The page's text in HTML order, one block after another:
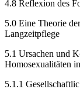
4.8 Reflexion des
5.0 Eine Theorie
Langzeitpflege
5.1 Ursachen und
Homosexualitäten
5.1.1